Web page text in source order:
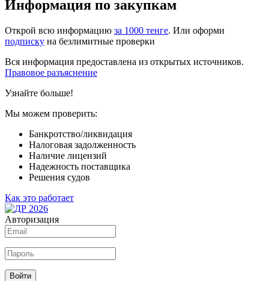
Информация по закупкам
Открой всю информацию за 1000 тенге. Или оформи
подписку на безлимитные проверки
Вся информация предоставлена из открытых источников.
Правовое разъяснение
Узнайте больше!
Мы можем проверить:
Банкротство/ликвидация
Налоговая задолженность
Наличие лицензий
Надежность поставщика
Решения судов
Как это работает
Авторизация
Войти